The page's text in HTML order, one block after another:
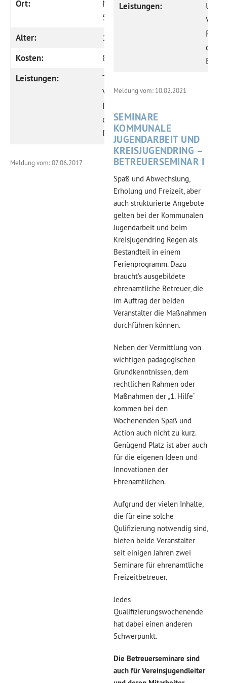
Ort:
Nationalpark
Sächsische Schweiz
Alter:
12 – 17 Jahre
Kosten:
80,00 €
Leistungen:
Transfer, Unterkunft,
Vollverpflegung,
Programm, Infobrief,
qualifizierte
Betreuung
Meldung vom: 07.06.2017
Leistungen:
Meldung vom: 10.02.2021
SEMINARE
KOMMUNALE
JUGENDARBEIT UND
KREISJUGENDRING –
BETREUERSEMINAR I
Spaß und Abwechslung,
Erholung und Freizeit, aber
auch strukturierte Angebote
gelten bei der Kommunalen
Jugendarbeit und beim
Kreisjugendring Regen als
Bestandteil in einem
Ferienprogramm. Dazu
braucht’s ausgebildete
ehrenamtliche Betreuer, die
im Auftrag der beiden
Veranstalter die Maßnahmen
durchführen können.
Neben der Vermittlung von
wichtigen pädagogischen
Grundkenntnissen, dem
rechtlichen Rahmen oder
Maßnahmen der „1. Hilfe“
kommen bei den
Wochenenden Spaß und
Action auch nicht zu kurz.
Genügend Platz ist aber auch
für die eigenen Ideen und
Innovationen der
Ehrenamtlichen.
Aufgrund der vielen Inhalte,
die für eine solche
Qulifizierung notwendig sind,
bieten beide Veranstalter
seit einigen Jahren zwei
Seminare für ehrenamtliche
Freizeitbetreuer.
Jedes
Qualifizierungswochenende
hat dabei einen anderen
Schwerpunkt.
Die Betreuerseminare sind
auch für Vereinsjugendleiter